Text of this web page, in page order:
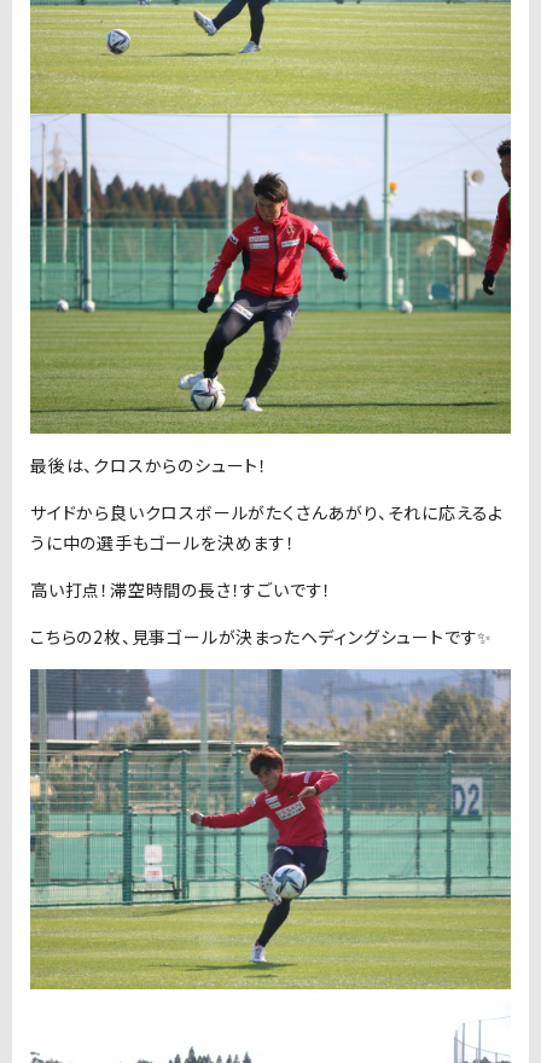
最後は、クロスからのシュート！
サイドから良いクロスボールがたくさんあがり、それに応えるよ
うに中の選手もゴールを決めます！
高い打点！滞空時間の長さ！すごいです！
こちらの2枚、見事ゴールが決まったヘディングシュートです✨